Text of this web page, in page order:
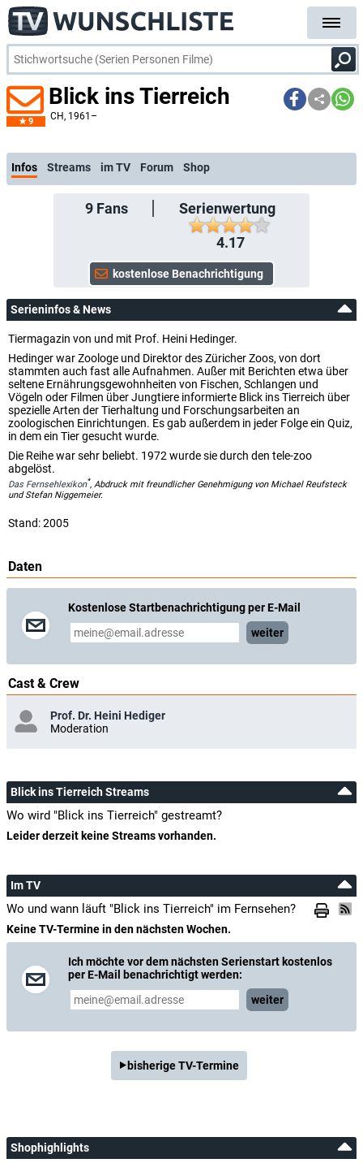
9
Blick ins Tierreich
CH, 1961–
k
Infos Streams im TV Forum Shop
9Fans
Serienwertung
4.17
Serieninfos & News
Tiermagazin von und mit Prof. Heini Hedinger.
Hedinger war Zoologe und Direktor des Züricher Zoos, von dort
stammten auch fast alle Aufnahmen. Außer mit Berichten etwa über
seltene Ernährungsgewohnheiten von Fischen, Schlangen und
Vögeln oder Filmen über Jungtiere informierte Blick ins Tierreich über
spezielle Arten der Tierhaltung und Forschungsarbeiten an
zoologischen Einrichtungen. Es gab außerdem in jeder Folge ein Quiz,
in dem ein Tier gesucht wurde.
Die Reihe war sehr beliebt. 1972 wurde sie durch den tele-zoo
abgelöst.
Das Fernsehlexikon*, Abdruck mit freundlicher Genehmigung von Michael Reufsteck
und Stefan Niggemeier.
Stand: 2005
Daten
Kostenlose Startbenachrichtigung per E-Mail
weiter
Cast & Crew
Prof. Dr. Heini Hediger
Moderation
Blick ins Tierreich Streams
Wo wird "Blick ins Tierreich" gestreamt?
Leider derzeit keine Streams vorhanden.
Im TV
Wo und wann läuft "Blick ins Tierreich" im Fernsehen?
Keine TV-Termine in den nächsten Wochen.
Ich möchte vor dem nächsten Serienstart kostenlos
per E-Mail benachrichtigt werden:
weiter
bisherige TV-Termine
Shophighlights